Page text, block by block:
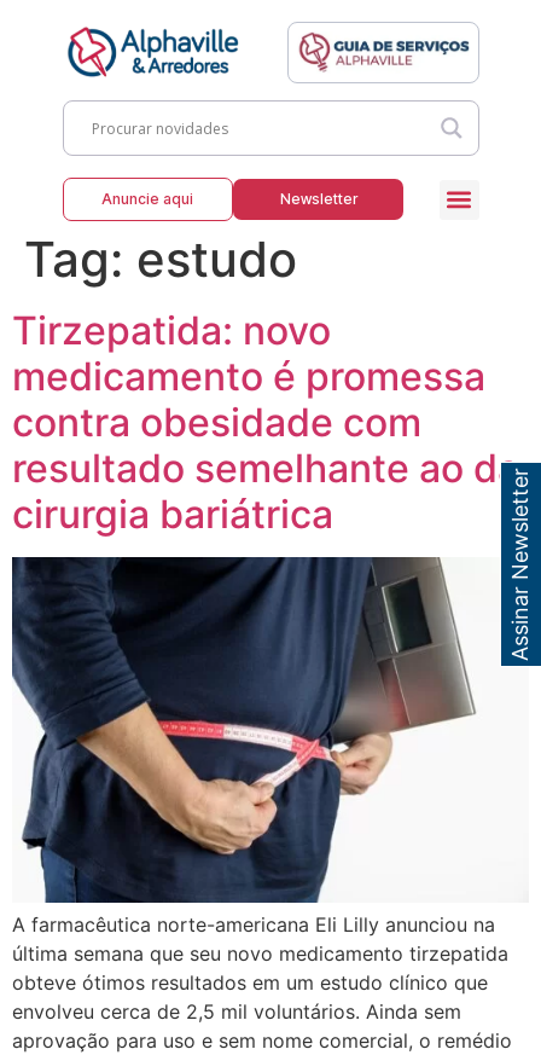
Anuncie aqui Newsletter
Tag: estudo
Tirzepatida: novo
medicamento é promessa
contra obesidade com
resultado semelhante ao da
cirurgia bariátrica
A farmacêutica norte-americana Eli Lilly anunciou na
última semana que seu novo medicamento tirzepatida
obteve ótimos resultados em um estudo clínico que
envolveu cerca de 2,5 mil voluntários. Ainda sem
aprovação para uso e sem nome comercial, o remédio
Assinar Newsletter